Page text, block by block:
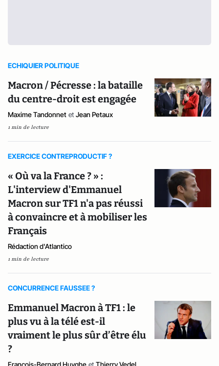
ECHIQUIER POLITIQUE
Macron / Pécresse : la bataille
du centre-droit est engagée
Maxime Tandonnet et Jean Petaux
1 min de lecture
EXERCICE CONTREPRODUCTIF ?
« Où va la France ? » :
L'interview d'Emmanuel
Macron sur TF1 n'a pas réussi
à convaincre et à mobiliser les
Français
Rédaction d'Atlantico
1 min de lecture
CONCURRENCE FAUSSEE ?
Emmanuel Macron à TF1 : le
plus vu à la télé est-il
vraiment le plus sûr d’être élu
?